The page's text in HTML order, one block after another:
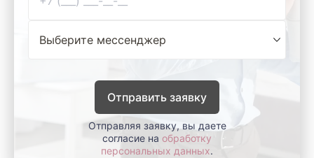
Отправить заявку
Отправляя заявку, вы даете
согласие на обработку
персональных данных.